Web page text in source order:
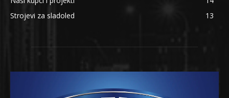
Strojevi za sladoled
13